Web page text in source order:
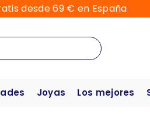
desde 69 € en España
Joyas Los mejores